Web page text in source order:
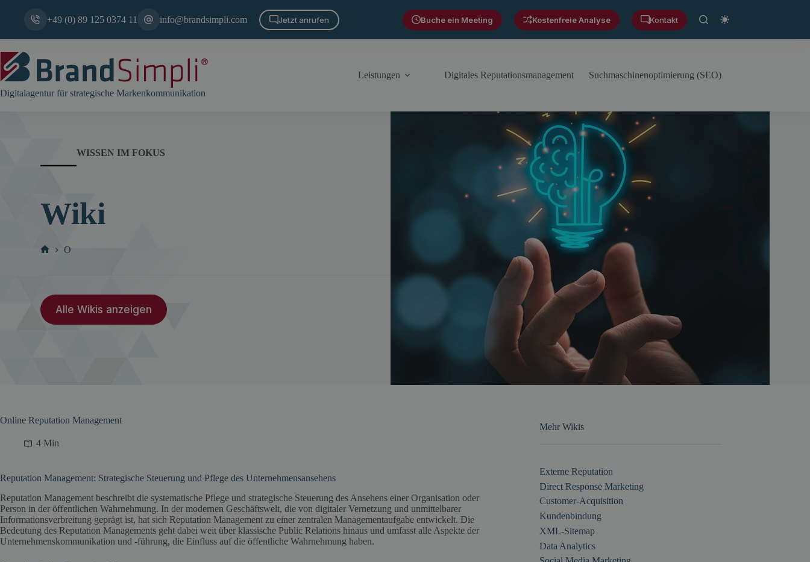
+49 (0) 89 125 0374 11 info@brandsimpli.com Jetzt anrufen Buche ein Meeting Kostenfreie Analyse Kontakt
Digitalagentur für strategische Markenkommunikation
Leistungen Digitales Reputationsmanagement Suchmaschinenoptimierung (SEO)
WISSEN IM FOKUS
Wiki
O
Alle Wikis anzeigen
Online Reputation Management
4 Min
Reputation Management: Strategische Steuerung und Pflege des Unternehmensansehens
Reputation Management beschreibt die systematische Pflege und strategische Steuerung des Ansehens einer Organisation oder
Person in der öffentlichen Wahrnehmung. In der modernen Geschäftswelt, die von digitaler Vernetzung und unmittelbarer
Informationsverbreitung geprägt ist, hat sich Reputation Management zu einer zentralen Managementaufgabe entwickelt. Die
Bedeutung des Reputation Managements geht dabei weit über klassische Public Relations hinaus und umfasst alle Aspekte der
Unternehmenskommunikation und -führung, die Einfluss auf die öffentliche Wahrnehmung haben.
Mehr Wikis
Externe Reputation
Direct Response Marketing
Customer-Acquisition
Kundenbindung
XML-Sitemap
Data Analytics